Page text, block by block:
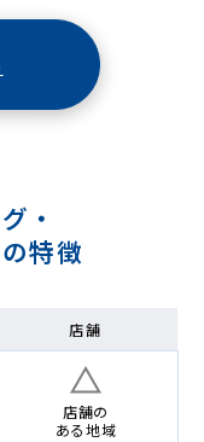
・
特徴
店舗
店舗の
ある地域